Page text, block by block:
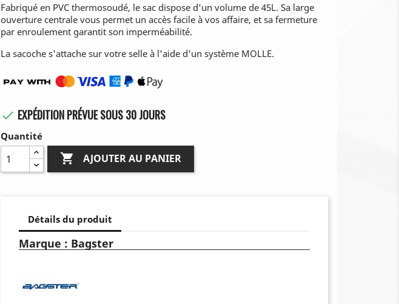
Fabriqué en PVC thermosoudé, le sac dispose d'un volume de 45L. Sa large
ouverture centrale vous permet un accès facile à vos affaire, et sa fermeture
par enroulement garantit son imperméabilité.
La sacoche s'attache sur votre selle à l'aide d'un système MOLLE.
 EXPÉDITION PRÉVUE SOUS 30 JOURS
Quantité
 AJOUTER AU PANIER
Détails du produit
Marque : Bagster